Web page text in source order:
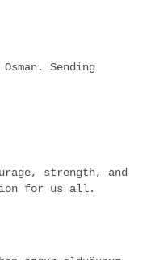
Sending
strength, and
for us all.